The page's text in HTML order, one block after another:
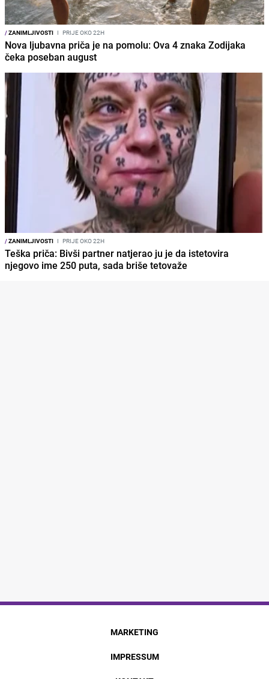
/ZANIMLJIVOSTI I PRIJE OKO 22H
Nova ljubavna priča je na pomolu: Ova 4 znaka Zodijaka
čeka poseban august
/ZANIMLJIVOSTI I PRIJE OKO 22H
Teška priča: Bivši partner natjerao ju je da istetovira
njegovo ime 250 puta, sada briše tetovaže
MARKETING
IMPRESSUM